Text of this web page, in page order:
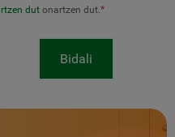
dut onartzen dut.*
Bidali